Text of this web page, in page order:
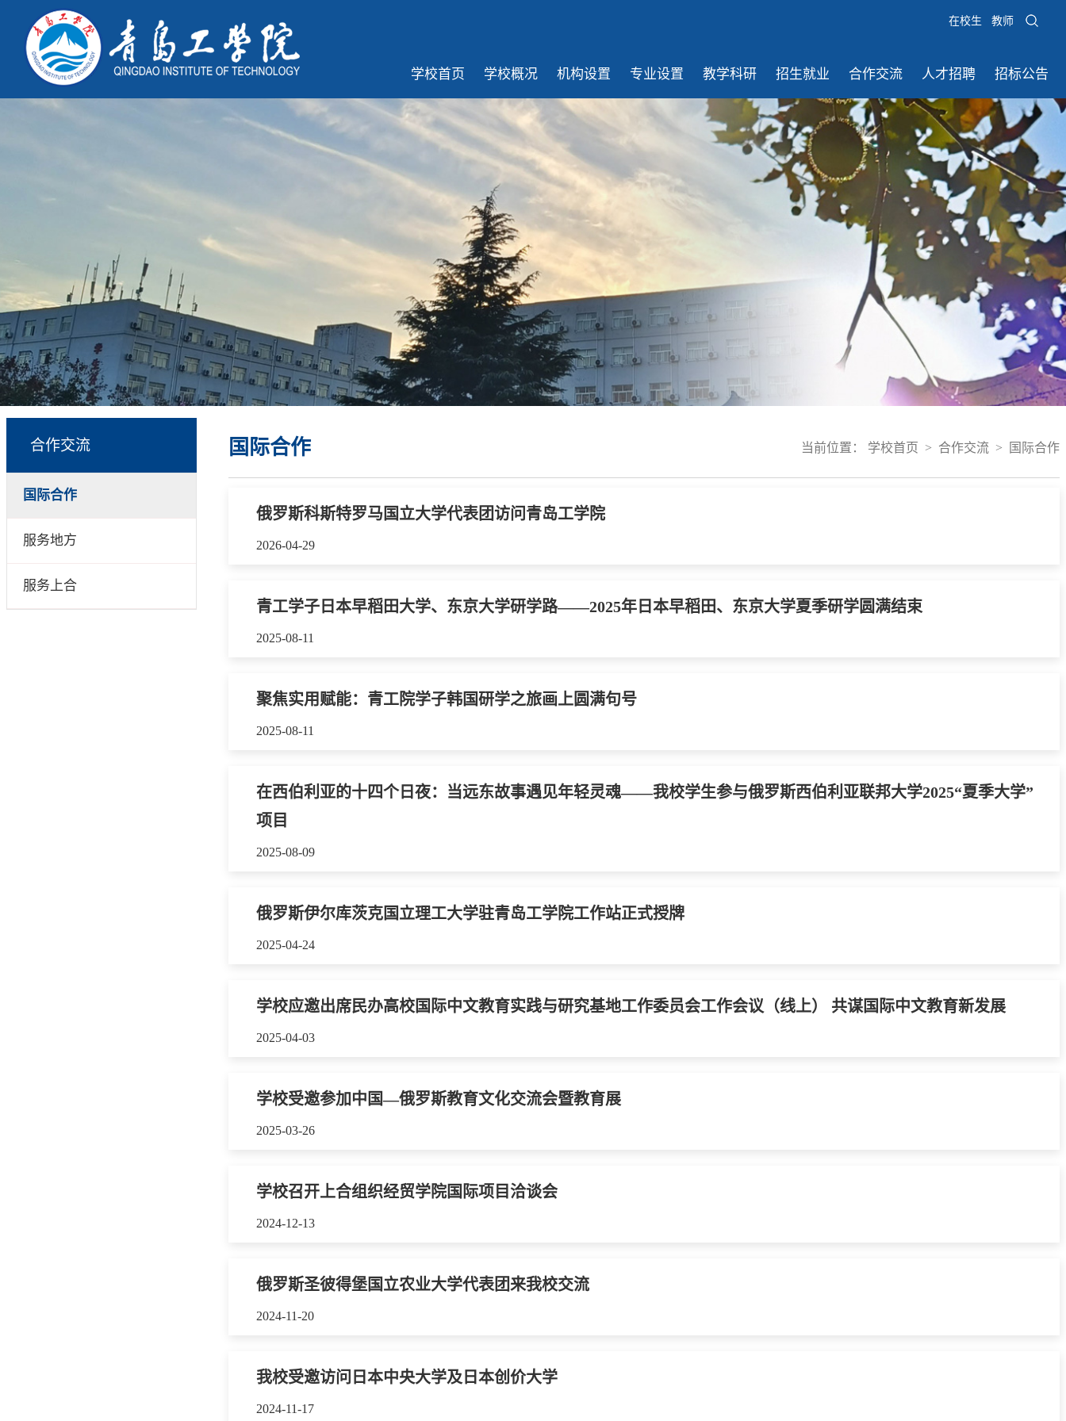
在校生 教师
学校首页 学校概况 机构设置 专业设置 教学科研 招生就业 合作交流 人才招聘 招标公告
合作交流
国际合作
服务地方
服务上合
当前位置： 学校首页 > 合作交流 > 国际合作
国际合作
俄罗斯科斯特罗马国立大学代表团访问青岛工学院
2026-04-29
青工学子日本早稻田大学、东京大学研学路——2025年日本早稻田、东京大学夏季研学圆满结束
2025-08-11
聚焦实用赋能：青工院学子韩国研学之旅画上圆满句号
2025-08-11
在西伯利亚的十四个日夜：当远东故事遇见年轻灵魂——我校学生参与俄罗斯西伯利亚联邦大学2025“夏季大学”
项目
2025-08-09
俄罗斯伊尔库茨克国立理工大学驻青岛工学院工作站正式授牌
2025-04-24
学校应邀出席民办高校国际中文教育实践与研究基地工作委员会工作会议（线上） 共谋国际中文教育新发展
2025-04-03
学校受邀参加中国—俄罗斯教育文化交流会暨教育展
2025-03-26
学校召开上合组织经贸学院国际项目洽谈会
2024-12-13
俄罗斯圣彼得堡国立农业大学代表团来我校交流
2024-11-20
我校受邀访问日本中央大学及日本创价大学
2024-11-17